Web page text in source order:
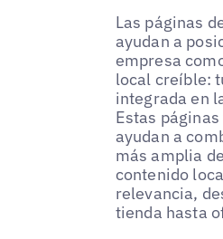
Las páginas
ayudan a
empresa
local creíble:
integrada en
Estas
ayudan a
más amplia
contenido
relevancia,
tienda hasta